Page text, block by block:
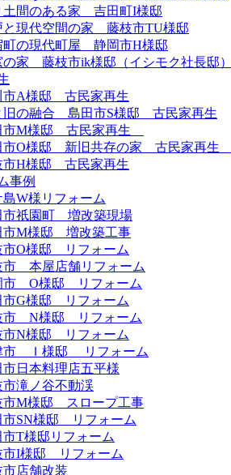
土間のある家 吉田町I様邸
と現代空間の家 藤枝市TU様邸
町の現代町屋 静岡市H様邸
の家 藤枝市ik様邸（イシモク社長邸）
市A様邸 古民家再生
旧の融合 島田市S様邸 古民家再生
市M様邸 古民家再生
市O様邸 新旧共存の家 古民家再生
市H様邸 古民家再生
事例
島W様リフォーム
市祇園町 増改築現場
市M様邸 増改築工事
市O様邸 リフォーム
市 本屋店舗リフォーム
市 O様邸 リフォーム
市G様邸 リフォーム
市 N様邸 リフォーム
市N様邸 リフォーム
市 Ｉ様邸 リフォーム
市日本料理店五平様
市滝ノ谷不動渓
市M様邸 スロープ工事
市SN様邸 リフォーム
市T様邸リフォーム
市I様邸 リフォーム
市店舗改装